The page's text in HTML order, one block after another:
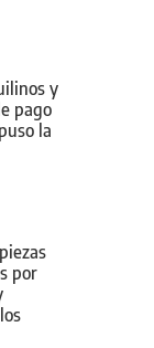
y
pago
la
por